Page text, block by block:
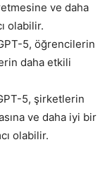
ve daha
olabilir.
5, öğrencilerin
daha etkili
5, şirketlerin
ve daha iyi bir
olabilir.